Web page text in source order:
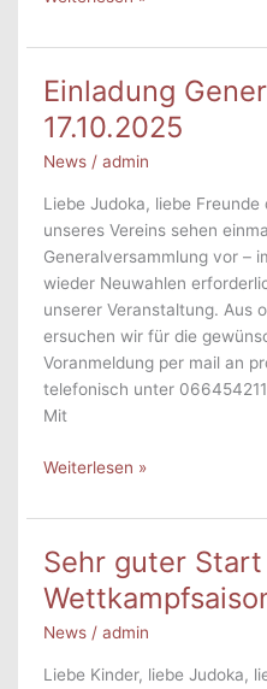
Marcus
Einladung
17.10.2025
News /admin
Liebe Judoka, liebe
unseres Vereins sehen
Generalversammlung vor –
wieder Neuwahlen
unserer Veranstaltung. Aus
ersuchen wir für die
Voranmeldung per mail an
telefonisch unter
Mit
Einladung
–
Weiterlesen »
Sehr guter Start
News /admin
Liebe Kinder, liebe Judoka,